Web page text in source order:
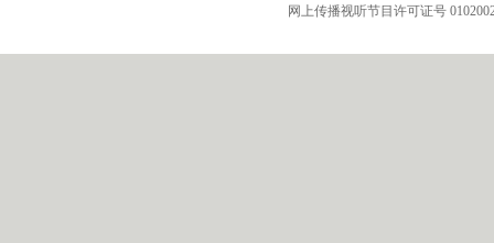
网上传播视听节目许可证号